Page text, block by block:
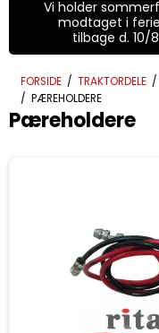
Vi holder
modtaget i
tilbage d. 10/
FORSIDE / TRAKTORDELE /
/ PÆREHOLDERE
Pæreholdere